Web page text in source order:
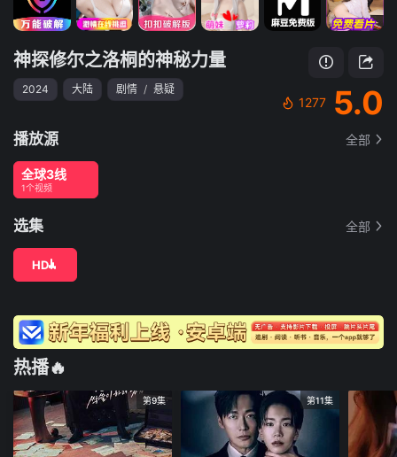
神探修尔之洛桐的神秘力量
2024 大陆 剧情 / 悬疑
1277 5.0
播放源 全部
全球3线
1个视频
选集 全部
HD
热播🔥
第9集 第11集